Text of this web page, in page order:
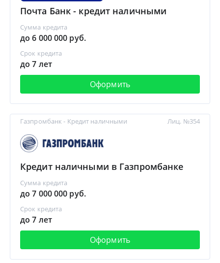
Почта Банк - кредит наличными
Сумма кредита
до 6 000 000 руб.
Срок кредита
до 7 лет
Оформить
Газпромбанк - Кредит наличными
Кредит наличными в Газпромбанке
Сумма кредита
до 7 000 000 руб.
Срок кредита
до 7 лет
Оформить
Лиц. №354